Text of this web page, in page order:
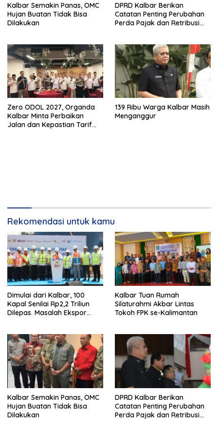
Kalbar Semakin Panas, OMC
Hujan Buatan Tidak Bisa
Dilakukan
DPRD Kalbar Berikan
Catatan Penting Perubahan
Perda Pajak dan Retribusi
Zero ODOL 2027, Organda
Kalbar Minta Perbaikan
Jalan dan Kepastian Tarif
139 Ribu Warga Kalbar Masih
Menganggur
Rekomendasi untuk kamu
Dimulai dari Kalbar, 100
Kapal Senilai Rp2,2 Triliun
Dilepas. Masalah Ekspor
Kalbar Tuan Rumah
Silaturahmi Akbar Lintas
Tokoh FPK se-Kalimantan
Kalbar Semakin Panas, OMC
Hujan Buatan Tidak Bisa
Dilakukan
DPRD Kalbar Berikan
Catatan Penting Perubahan
Perda Pajak dan Retribusi